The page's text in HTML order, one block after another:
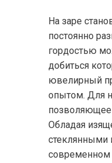
На заре
постоянно
гордостью
добиться
ювелирный
опытом. Для
позволяющее
Обладая
стеклянными
современном